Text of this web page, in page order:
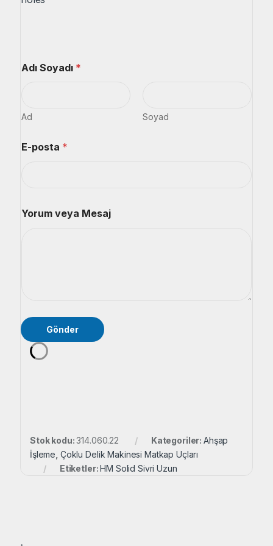
Adı Soyadı *
Ad Soyad
o
Y
m
E-posta *
Yorum veya Mesaj
Gönder
Stok kodu:314.060.22 Kategoriler: Ahşap
İşleme Çoklu Delik Makinesi Matkap Uçları
Etiketler:HM Solid Sivri Uzun